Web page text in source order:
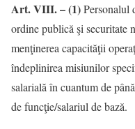
Art. VIII. –(1)Personalul
ordine publică şi securitate
menţinerea capacităţii
îndeplinirea misiunilor
salarială în cuantum de
de funcţie/salariul de bază.